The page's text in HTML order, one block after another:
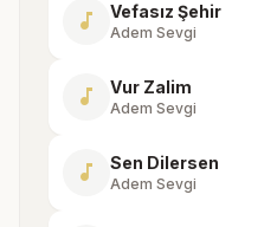
music_note Vefasız Şehir
Adem Sevgi
music_note Vur Zalim
Adem Sevgi
music_note Sen Dilersen
Adem Sevgi